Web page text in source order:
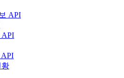
API
API
황